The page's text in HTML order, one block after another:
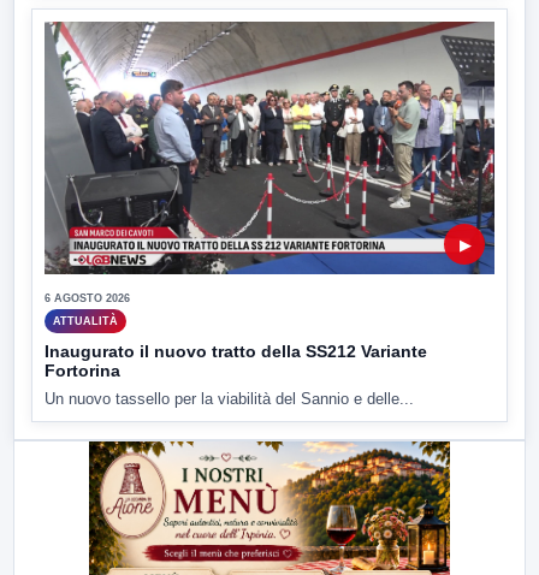
▶
6 AGOSTO 2026
ATTUALITÀ
Inaugurato il nuovo tratto della SS212 Variante
Fortorina
Un nuovo tassello per la viabilità del Sannio e delle...